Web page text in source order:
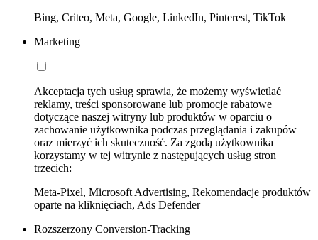
Bing, Criteo, Meta, Google, LinkedIn, Pinterest, TikTok
Marketing
Akceptacja tych usług sprawia, że możemy wyświetlać
reklamy, treści sponsorowane lub promocje rabatowe
dotyczące naszej witryny lub produktów w oparciu o
zachowanie użytkownika podczas przeglądania i zakupów
oraz mierzyć ich skuteczność. Za zgodą użytkownika
korzystamy w tej witrynie z następujących usług stron
trzecich:
Meta-Pixel, Microsoft Advertising, Rekomendacje produktów
oparte na kliknięciach, Ads Defender
Rozszerzony Conversion-Tracking